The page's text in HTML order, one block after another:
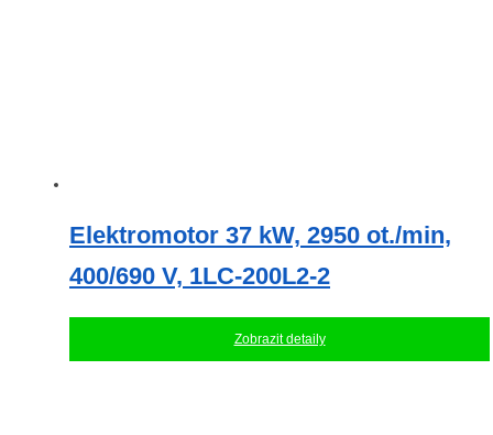
Elektromotor 37 kW, 2950 ot./min,
400/690 V, 1LC-200L2-2
Zobrazit detaily